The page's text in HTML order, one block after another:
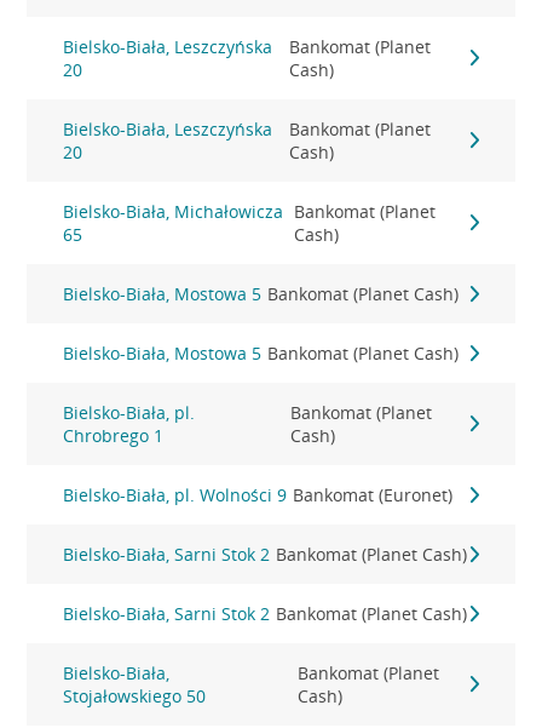
Bielsko-Biała, Leszczyńska
20
Bankomat (Planet
Cash)
Bielsko-Biała, Leszczyńska
20
Bankomat (Planet
Cash)
Bielsko-Biała, Michałowicza
65
Bankomat (Planet
Cash)
Bielsko-Biała, Mostowa 5 Bankomat (Planet Cash)
Bielsko-Biała, Mostowa 5 Bankomat (Planet Cash)
Bielsko-Biała, pl.
Chrobrego 1
Bankomat (Planet
Cash)
Bielsko-Biała, pl. Wolności 9 Bankomat (Euronet)
Bielsko-Biała, Sarni Stok 2 Bankomat (Planet Cash)
Bielsko-Biała, Sarni Stok 2 Bankomat (Planet Cash)
Bielsko-Biała,
Stojałowskiego 50
Bankomat (Planet
Cash)